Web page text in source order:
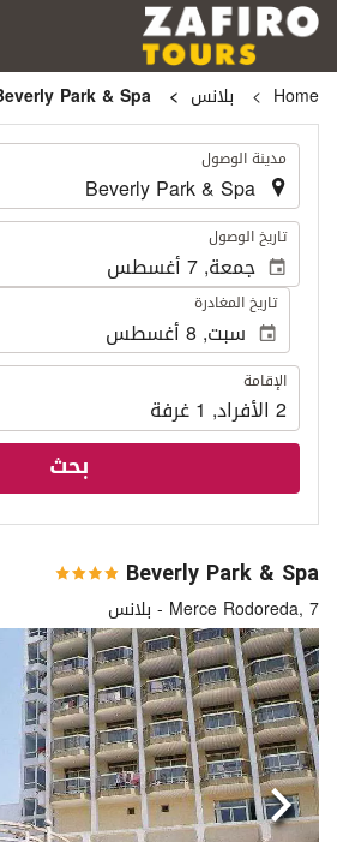
Home بلانس
. مدينة الوصول
. تاريخ الوصول
تاريخ المغادرة
الإقامة
الإقامة
2 الأفراد,
1غرفة
بحث
Beverly Park & Spa
Merce Rodoreda, 7 - بلانس
السابق